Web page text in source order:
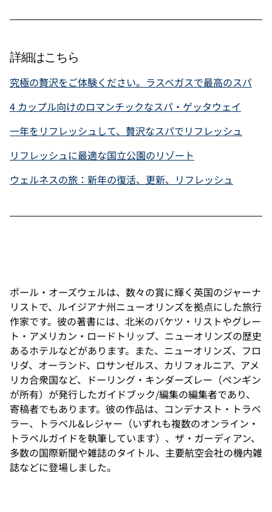
詳細はこちら
究極の贅沢をご体験ください。ラスベガスで最高のスパ
4 カップル向けのロマンチックなスパ・ゲッタウェイ
一年をリフレッシュして、贅沢なスパでリフレッシュ
リフレッシュに最適な国立公園のリゾート
ウェルネスの旅：新年の復活、更新、リフレッシュ
ポール・オーズウェルは、数々の賞に輝く英国のジャーナ
リストで、ルイジアナ州ニューオリンズを拠点にした旅行
作家です。彼の著書には、北米のバケツ・リストやグレー
ト・アメリカン・ロードトリップ、ニューオリンズの歴史
あるホテルなどがあります。また、ニューオリンズ、フロ
リダ、オーランド、ロサンゼルス、カリフォルニア、アメ
リカ合衆国など、ドーリング・キンダーズレー（ペンギン
が所有）が発行したガイドブック/編集の編集者であり、
寄稿者でもあります。彼の作品は、コンデナスト・トラベ
ラー、トラベル&レジャー（いずれも複数のオンライン・
トラベルガイドを執筆しています）、ザ・ガーディアン、
多数の国際新聞や雑誌のタイトル、主要航空会社の機内雑
誌などに登場しました。